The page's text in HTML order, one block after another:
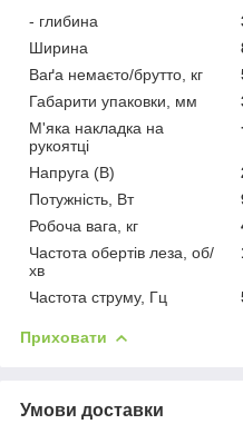
- глибина
Ширина
Ваґа немаєто/брутто, кг
Габарити упаковки, мм
М'яка накладка на
рукоятці
Напруга (В)
Потужність, Вт
Робоча вага, кг
Частота обертів леза, об/
хв
Частота струму, Гц
Приховати
Умови доставки